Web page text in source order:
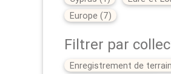
Europe(7)
Filtrer par
Enregistrement de terrain